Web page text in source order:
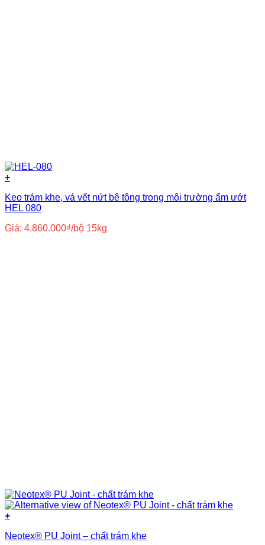
+
Keo trám khe, vá vết nứt bê tông trong môi trường ẩm ướt
HEL 080
Giá: 4.860.000₫/bộ 15kg
+
Neotex® PU Joint – chất trám khe